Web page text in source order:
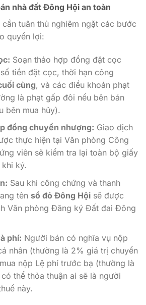
nhà đất Đông Hội an toàn
tuân thủ nghiêm ngặt các bước
quyền lợi:
Soạn thảo hợp đồng đặt cọc
tiền đặt cọc, thời hạn công
cùng, và các điều khoản phạt
là phạt gấp đôi nếu bên bán
bên mua hủy).
đồng chuyển nhượng: Giao dịch
thực hiện tại Văn phòng Công
viên sẽ kiểm tra lại toàn bộ giấy
ký.
Sau khi công chứng và thanh
tên sổ đỏ Đông Hộisẽ được
Văn phòng Đăng ký Đất đai Đông
phí: Người bán có nghĩa vụ nộp
nhân (thường là 2% giá trị chuyển
nộp Lệ phí trước bạ (thường là
thể thỏa thuận ai sẽ là người
này.